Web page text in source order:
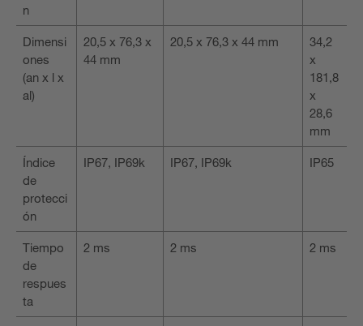
n
Dimensi
ones
(an x l x
al)
20,5 x 76,3 x
44 mm
20,5 x 76,3 x 44 mm
34,2
x
181,8
x
28,6
mm
Índice
de
protecci
ón
IP67, IP69k IP67, IP69k IP65
Tiempo
de
respues
ta
2 ms 2 ms 2 ms